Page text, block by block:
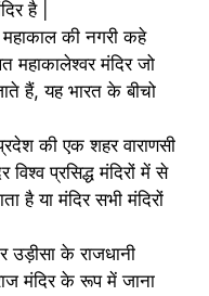
है |
की नगरी कहे
महाकालेश्वर मंदिर जो
हैं, यह भारत के बीचो
की एक शहर वाराणसी
विश्व प्रसिद्ध मंदिरों में से
है या मंदिर सभी मंदिरों
उड़ीसा के राजधानी
मंदिर के रूप में जाना